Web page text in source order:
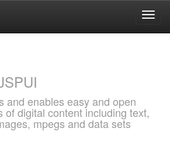
and enables easy and open
of digital content including text,
mpegs and data sets